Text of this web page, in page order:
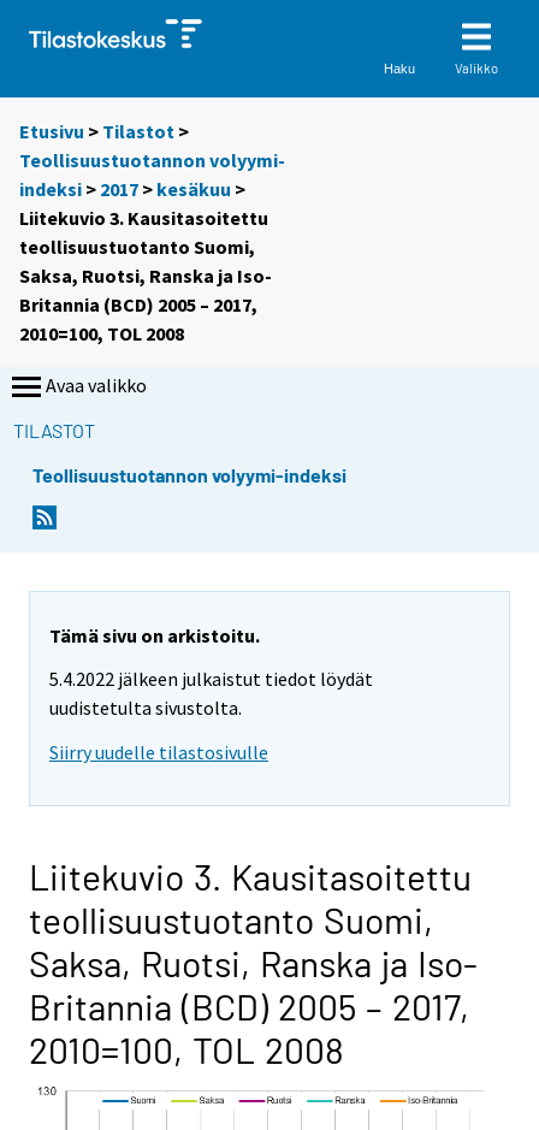
Haku Valikko
Etusivu > Tilastot >
Teollisuustuotannon volyymi-
indeksi > 2017 > kesäkuu >
Liitekuvio 3. Kausitasoitettu
teollisuustuotanto Suomi,
Saksa, Ruotsi, Ranska ja Iso-
Britannia (BCD) 2005 – 2017,
2010=100, TOL 2008
Avaa valikko
TILASTOT
Teollisuustuotannon volyymi-indeksi
Tämä sivu on arkistoitu.
5.4.2022 jälkeen julkaistut tiedot löydät
uudistetulta sivustolta.
Siirry uudelle tilastosivulle
Liitekuvio 3. Kausitasoitettu
teollisuustuotanto Suomi,
Saksa, Ruotsi, Ranska ja Iso-
Britannia (BCD) 2005 – 2017,
2010=100, TOL 2008